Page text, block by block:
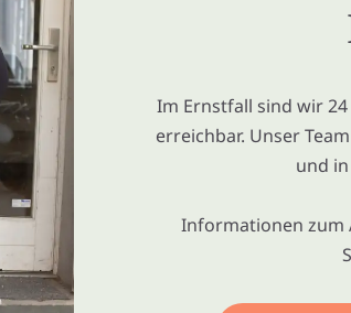
Im Ernstfall sind wir 24
erreichbar. Unser
und
Informationen zum